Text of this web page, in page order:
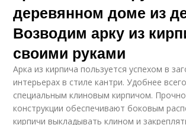
деревянном доме из
Возводим арку из
своими руками
Арка из кирпича пользуется успехом в
интерьерах в стиле кантри. Удобнее
специальным клиновым кирпичом.
конструкции обеспечивают боковым
кирпичи выкладывать клином и